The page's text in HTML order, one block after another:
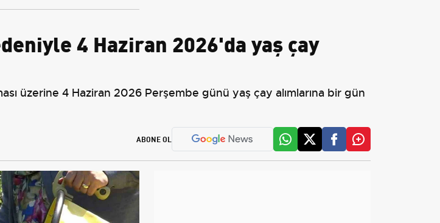
4 Haziran 2026'da yaş çay
üzerine 4 Haziran 2026 Perşembe günü yaş çay alımlarına bir gün
ABONE OL